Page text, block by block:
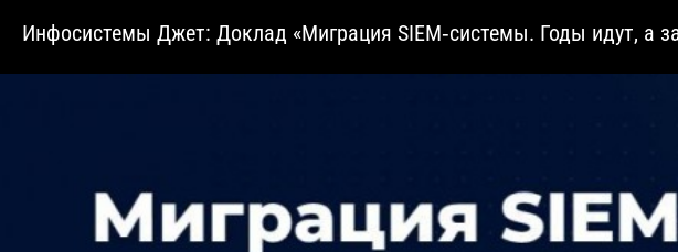
Инфосистемы Джет: Доклад «Миграция SIEM‑системы. Годы идут, а